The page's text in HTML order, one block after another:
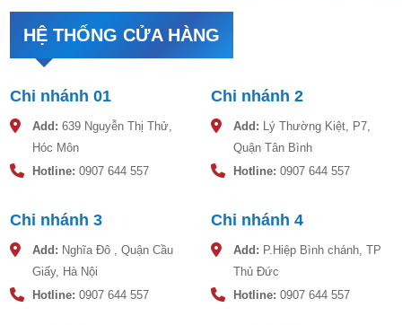
Loại
kính
cao
cả nắp
(mm)
lượng
500D
793 1145
700D
915 1185 1245
16.5
1000D
1022 1355
1500D
1180 1570
29.5
HỆ THỐNG CỬA HÀNG
Chi nhánh 01
Add: 639 Nguyễn Thị Thử,
Hóc Môn
Hotline: 0907 644 557
Chi nhánh 2
Add: Lý Thường Kiệt, P7,
Quận Tân Bình
Hotline: 0907 644 557
Chi nhánh 3
Add: Nghĩa Đô , Quận Cầu
Giấy, Hà Nội
Hotline: 0907 644 557
Chi nhánh 4
Add: P.Hiệp Bình chánh, TP
Thủ Đức
Hotline: 0907 644 557